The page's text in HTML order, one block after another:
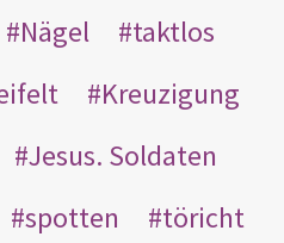
Nägel
taktlos
Kreuzigung
Jesus. Soldaten
spotten
töricht